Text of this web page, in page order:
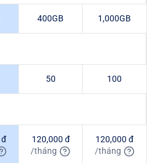
400GB 1,000GB
50 100
đ
120,000 đ
/tháng
120,000 đ
/tháng